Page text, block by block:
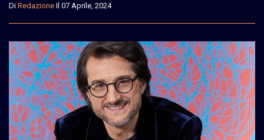
Di Redazione Il 07 Aprile, 2024